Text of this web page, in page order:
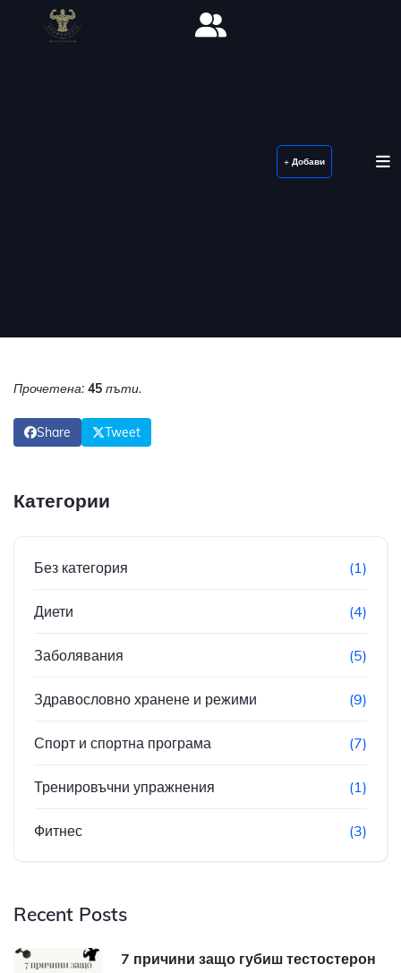
+ Добави
Прочетена: 45 пъти.
Share Tweet
Категории
Без категория (1)
Диети (4)
Заболявания (5)
Здравословно хранене и режими (9)
Спорт и спортна програма (7)
Тренировъчни упражнения (1)
Фитнес (3)
Recent Posts
7 причини защо губиш тестостерон